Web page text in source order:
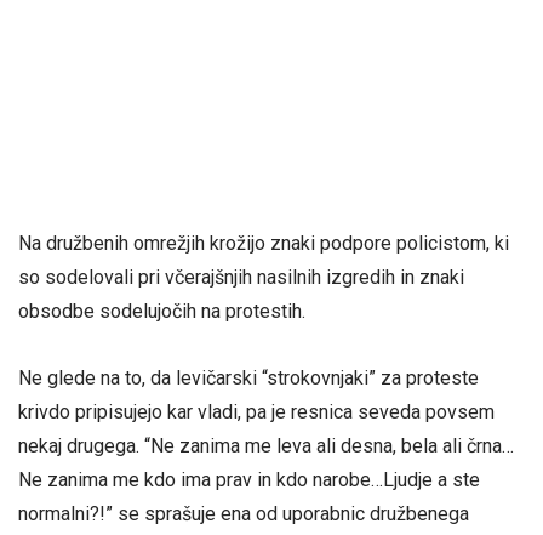
Na družbenih omrežjih krožijo znaki podpore policistom, ki
so sodelovali pri včerajšnjih nasilnih izgredih in znaki
obsodbe sodelujočih na protestih.
Ne glede na to, da levičarski “strokovnjaki” za proteste
krivdo pripisujejo kar vladi, pa je resnica seveda povsem
nekaj drugega. “Ne zanima me leva ali desna, bela ali črna…
Ne zanima me kdo ima prav in kdo narobe…Ljudje a ste
normalni?!” se sprašuje ena od uporabnic družbenega